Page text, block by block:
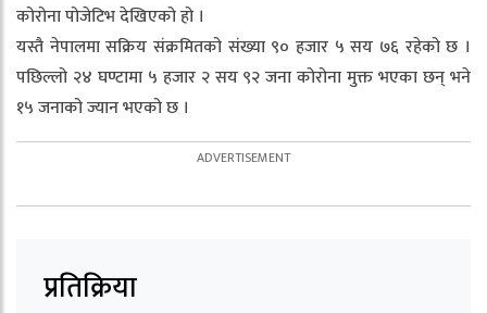
कोरोना पोजेटिभ देखिएको हो ।
यस्तै नेपालमा सक्रिय संक्रमितको संख्या ९० हजार ५ सय ७६ रहेको छ ।
पछिल्लो २४ घण्टामा ५ हजार २ सय ९२ जना कोरोना मुक्त भएका छन् भने
१५ जनाको ज्यान भएको छ ।
प्रतिक्रिया